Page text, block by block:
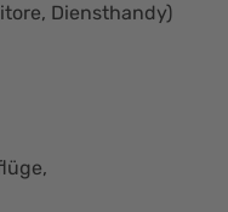
Diensthandy)